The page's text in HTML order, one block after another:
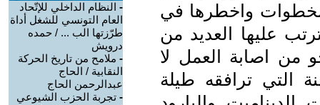
واخطرها في
عليها العديد من
من اصابة العمل لا
التي ترافقه طيلة
- النظام الداخلي للإتّحاد
العام التونسي للشغل أداة
طرّزتها الب ... / حمده
درويش
- ملامح من تاريخ الحركة
النقابية / الحاج
عبدالرحمن الحاج
- تجربة الحزب الشيوعي